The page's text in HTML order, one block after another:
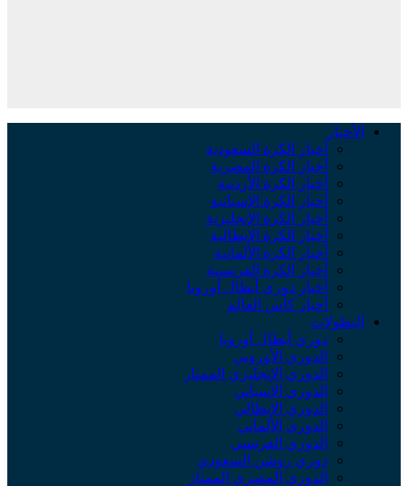
الأخبار
أخبار الكرة السعودية
أخبار الكرة المصرية
أخبار الكرة الأردنية
أخبار الكرة الإسبانية
أخبار الكرة الإنجليزية
أخبار الكرة الإيطالية
أخبار الكرة الألمانية
أخبار الكرة الفرنسية
أخبار دوري أبطال أوروبا
أخبار كأس العالم
البطولات
دوري أبطال أوروبا
الدوري الأوروبي
الدوري الإنجليزي الممتاز
الدوري الإسباني
الدوري الإيطالي
الدوري الألماني
الدوري الفرنسي
دوري روشن السعودي
الدوري المصري الممتاز